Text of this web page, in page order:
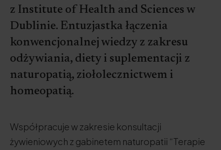
z Institute of Health and Sciences w
Dublinie. Entuzjastka łączenia
konwencjonalnej wiedzy z zakresu
odżywiania, diety i suplementacji z
naturopatią, ziołolecznictwem i
homeopatią.
Współpracuje w zakresie konsultacji
żywieniowych z gabinetem naturopatii “Terapie